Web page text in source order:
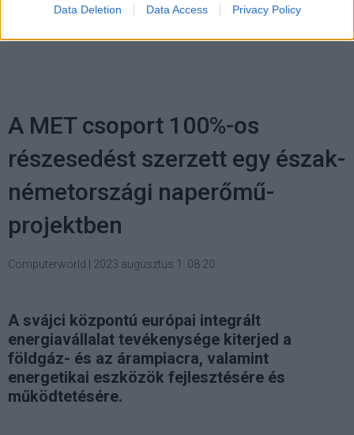
Data Deletion Data Access Privacy Policy
#siemens zrt. building technology
A MET csoport 100%-os
részesedést szerzett egy észak-
németországi naperőmű-
projektben
Computerworld 2023 augusztus 1. 08:20
A svájci központú európai integrált
energiavállalat tevékenysége kiterjed a
földgáz- és az árampiacra, valamint
energetikai eszközök fejlesztésére és
működtetésére.